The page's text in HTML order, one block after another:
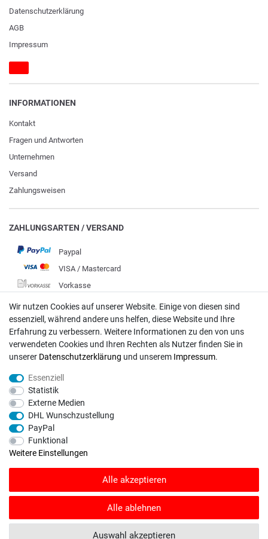
Daten­schutz­erklärung
AGB
Impressum
INFORMATIONEN
Kontakt
Fragen und Antworten
Unternehmen
Versand
Zahlungsweisen
ZAHLUNGSARTEN / VERSAND
Paypal
VISA / Mastercard
Vorkasse
DHL
Deutsche Post
Bei Fragen wenden Sie sich direkt an unser Service-Team.
info@rasentraktoren-motoren.de
MA-Versand GmbH, 53925 Kall, In der Laach 1-3
SHOPVOTE Bewertungen. SHOPVOTE setzt automatische und manuelle
© Copyright 2026 | Alle Rechte vorbehalten. - Rasentraktoren-Motoren | Realisation
Wir nutzen Cookies auf unserer Website. Einige von diesen sind
essenziell, während andere uns helfen, diese Website und Ihre
Erfahrung zu verbessern. Weitere Informationen zu den von uns
verwendeten Cookies und Ihren Rechten als Nutzer finden Sie in
unserer Daten­schutz­erklärung und unserem Impressum.
Essenziell
Statistik
Externe Medien
DHL Wunschzustellung
PayPal
Funktional
Weitere Einstellungen
Alle akzeptieren
Alle ablehnen
Auswahl akzeptieren